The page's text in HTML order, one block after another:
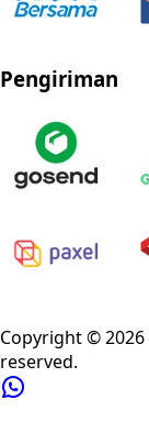
Pengiriman
Copyright ©2026
reserved.